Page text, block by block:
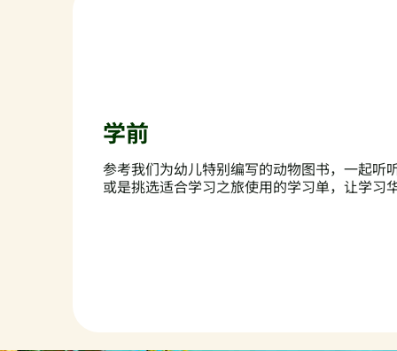
学前
参考我们为幼儿特别编写的动物图书，一起听
或是挑选适合学习之旅使用的学习单，让学习